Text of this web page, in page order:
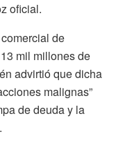
oficial.
de
mil millones de
advirtió que dicha
malignas”
de deuda y la